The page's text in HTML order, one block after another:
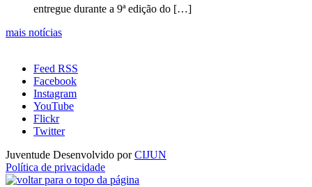
entregue durante a 9ª edição do […]
mais notícias
Feed RSS
Facebook
Instagram
YouTube
Flickr
Twitter
Juventude Desenvolvido porCIJUN
Política de privacidade